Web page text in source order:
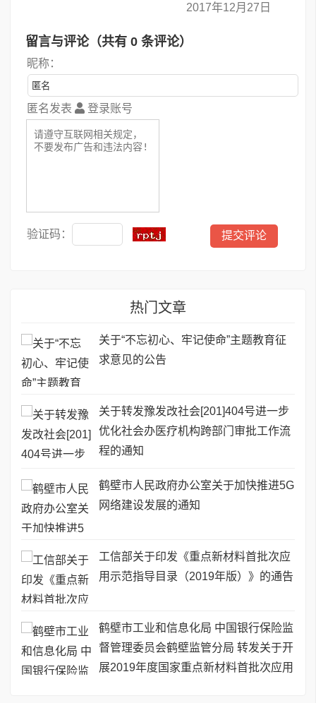
2017年12月27日
留言与评论（共有 0 条评论）
昵称：
匿名发表 登录账号
验证码：
热门文章
关于“不忘初心、牢记使命”主题教育征
求意见的公告
关于转发豫发改社会[201]404号进一步
优化社会办医疗机构跨部门审批工作流
程的通知
鹤壁市人民政府办公室关于加快推进5G
网络建设发展的通知
工信部关于印发《重点新材料首批次应
用示范指导目录（2019年版）》的通告
鹤壁市工业和信息化局 中国银行保险监
督管理委员会鹤壁监管分局 转发关于开
展2019年度国家重点新材料首批次应用